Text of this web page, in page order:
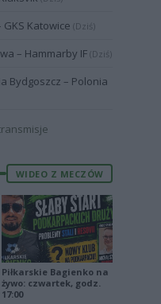
Katowice (Dziś)
– Hammarby IF (Dziś)
Bydgoszcz – Polonia
WIDEO Z MECZÓW
Piłkarskie Bagienko na
żywo: czwartek, godz.
17:00